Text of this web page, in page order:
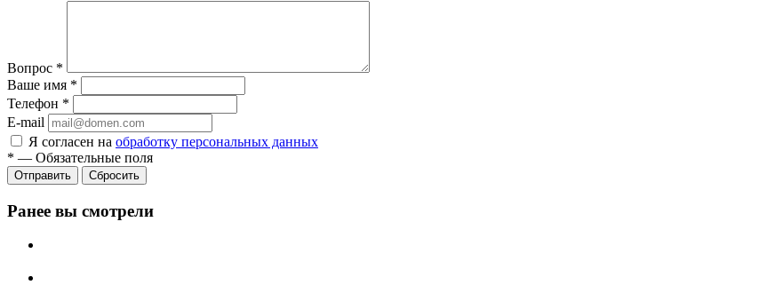
Вопрос *
Ваше имя *
Телефон *
E-mail
Я согласен на обработку персональных данных
* — Обязательные поля
Сбросить
Ранее вы смотрели